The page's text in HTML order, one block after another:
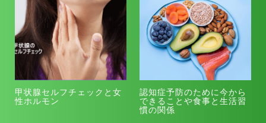
甲状腺セルフチェックと女
性ホルモン
認知症予防のために今から
できることや食事と生活習
慣の関係